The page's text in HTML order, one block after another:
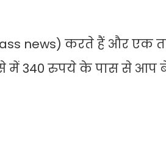
news) करते हैं और एक
में 340 रुपये के पास से आप